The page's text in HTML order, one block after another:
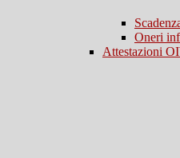
Oneri
Attestazioni